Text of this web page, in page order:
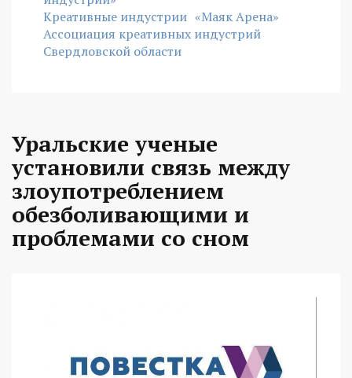
Креативные индустрии «Маяк Арена»
Ассоциация креативных индустрий
Свердловской области
Уральские ученые
установили связь между
злоупотреблением
обезболивающими и
проблемами со сном